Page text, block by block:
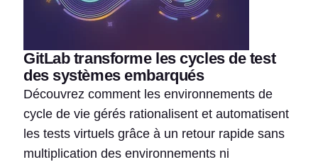
GitLab transforme les cycles de test
des systèmes embarqués
Découvrez comment les environnements de
cycle de vie gérés rationalisent et automatisent
les tests virtuels grâce à un retour rapide sans
multiplication des environnements ni